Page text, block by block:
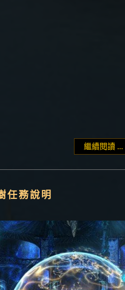
繼續閱讀 ...
務說明